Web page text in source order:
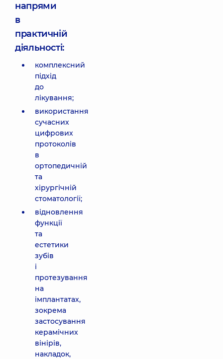
напрями
в
практичній
діяльності:
комплексний
підхід
до
лікування;
використання
сучасних
цифрових
протоколів
в
ортопедичній
та
хірургічній
стоматології;
відновлення
функції
та
естетики
зубів
і
протезування
на
імплантатах,
зокрема
застосування
керамічних
вінірів,
накладок,